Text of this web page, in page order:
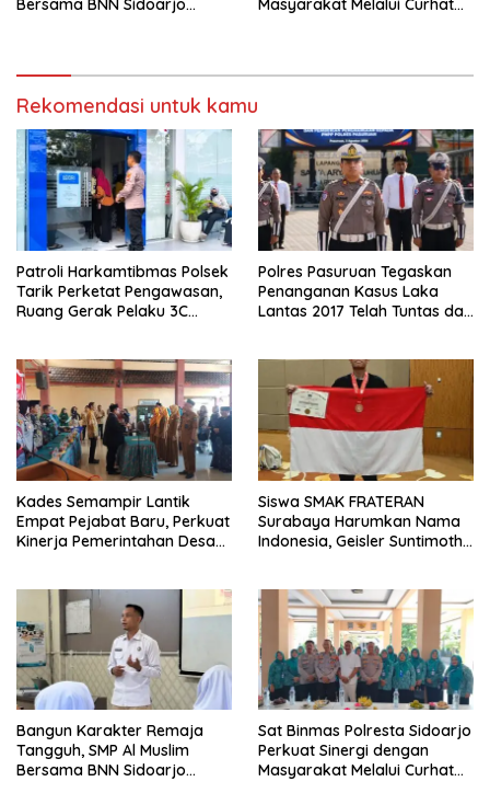
Bersama BNN Sidoarjo
Masyarakat Melalui Curhat
Rekomendasi untuk kamu
Patroli Harkamtibmas Polsek
Tarik Perketat Pengawasan,
Ruang Gerak Pelaku 3C
Polres Pasuruan Tegaskan
Penanganan Kasus Laka
Lantas 2017 Telah Tuntas dan
Kades Semampir Lantik
Empat Pejabat Baru, Perkuat
Kinerja Pemerintahan Desa
Siswa SMAK FRATERAN
Surabaya Harumkan Nama
Indonesia, Geisler Suntimothy
Bangun Karakter Remaja
Tangguh, SMP Al Muslim
Bersama BNN Sidoarjo
Sat Binmas Polresta Sidoarjo
Perkuat Sinergi dengan
Masyarakat Melalui Curhat